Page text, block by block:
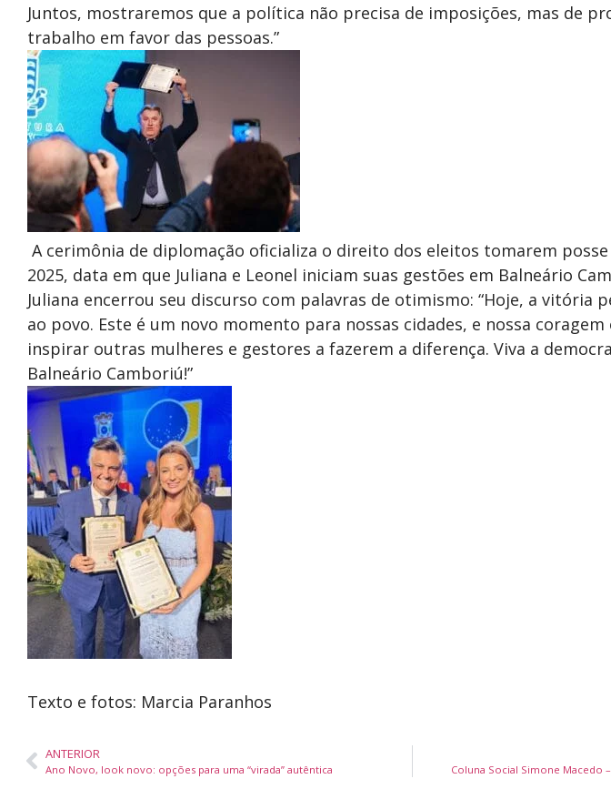
Juntos, mostraremos que a política não precisa de imposições, mas de
trabalho em favor das pessoas.”
A cerimônia de diplomação oficializa o direito dos eleitos tomarem posse
2025, data em que Juliana e Leonel iniciam suas gestões em Balneário
Juliana encerrou seu discurso com palavras de otimismo: “Hoje, a vitória
ao povo. Este é um novo momento para nossas cidades, e nossa
inspirar outras mulheres e gestores a fazerem a diferença. Viva a
Balneário Camboriú!”
Texto e fotos: Marcia Paranhos
ANTERIOR
Ano Novo, look novo: opções para uma “virada” autêntica Coluna Social Simone Macedo